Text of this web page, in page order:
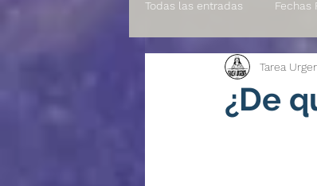
Todas las entradas Fechas
¿De
Tarea